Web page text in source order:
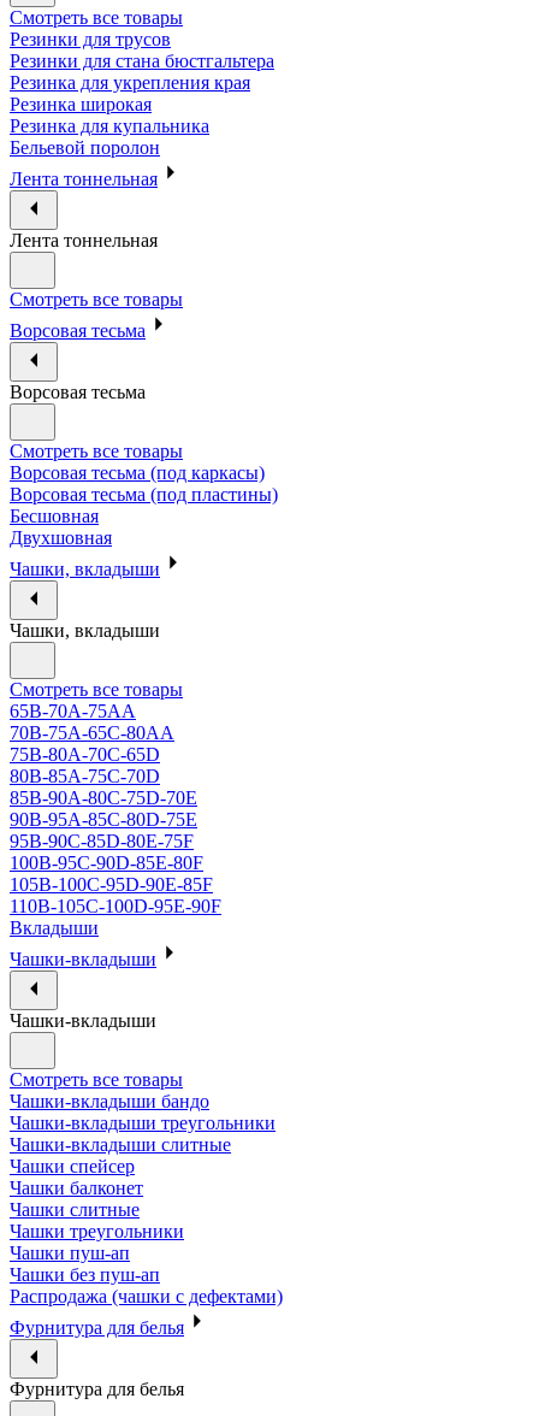
Смотреть все товары
Резинки для трусов
Резинки для стана бюстгальтера
Резинка для укрепления края
Резинка широкая
Резинка для купальника
Бельевой поролон
Лента тоннельная
Лента тоннельная
Смотреть все товары
Ворсовая тесьма
Ворсовая тесьма
Смотреть все товары
Ворсовая тесьма (под каркасы)
Ворсовая тесьма (под пластины)
Бесшовная
Двухшовная
Чашки, вкладыши
Чашки, вкладыши
Смотреть все товары
65B-70A-75АА
70В-75А-65С-80АА
75В-80А-70С-65D
80В-85А-75С-70D
85В-90А-80С-75D-70E
90B-95A-85C-80D-75E
95B-90C-85D-80E-75F
100B-95C-90D-85E-80F
105B-100C-95D-90E-85F
110B-105C-100D-95E-90F
Вкладыши
Чашки-вкладыши
Чашки-вкладыши
Смотреть все товары
Чашки-вкладыши бандо
Чашки-вкладыши треугольники
Чашки-вкладыши слитные
Чашки спейсер
Чашки балконет
Чашки слитные
Чашки треугольники
Чашки пуш-ап
Чашки без пуш-ап
Распродажа (чашки с дефектами)
Фурнитура для белья
Фурнитура для белья